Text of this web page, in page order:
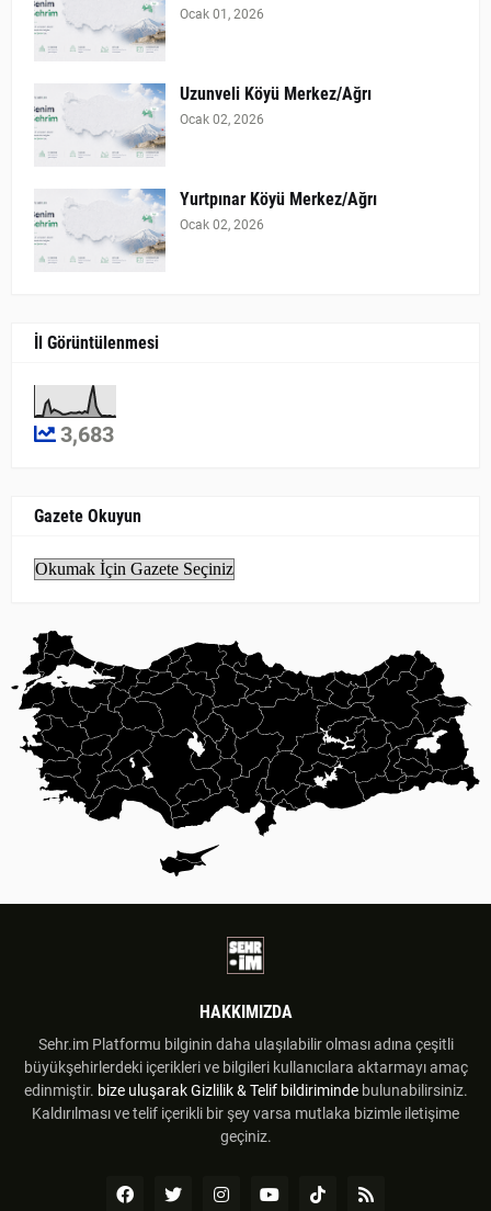
Ocak 01, 2026
Uzunveli Köyü Merkez/Ağrı
Ocak 02, 2026
Yurtpınar Köyü Merkez/Ağrı
Ocak 02, 2026
İl Görüntülenmesi
3,683
Gazete Okuyun
HAKKIMIZDA
Sehr.im Platformu bilginin daha ulaşılabilir olması adına çeşitli
büyükşehirlerdeki içerikleri ve bilgileri kullanıcılara aktarmayı amaç
edinmiştir. bize uluşarak Gizlilik & Telif bildiriminde bulunabilirsiniz.
Kaldırılması ve telif içerikli bir şey varsa mutlaka bizimle iletişime
geçiniz.